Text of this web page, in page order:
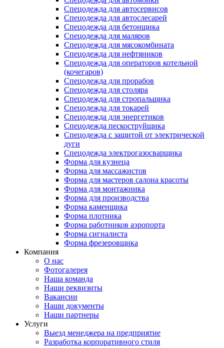
Спецодежда для автосервисов
Спецодежда для автослесарей
Спецодежда для бетонщика
Спецодежда для маляров
Спецодежда для мясокомбината
Спецодежда для нефтяников
Спецодежда для операторов котельной
(кочегаров)
Спецодежда для прорабов
Спецодежда для столяра
Спецодежда для стропальщика
Спецодежда для токарей
Спецодежда для энергетиков
Спецодежда пескоструйщика
Спецодежда с защитой от электрической
дуги
Спецодежда электрогазосварщика
Форма для кузнеца
Форма для массажистов
Форма для мастеров салона красоты
Форма для монтажника
Форма для производства
Форма каменщика
Форма плотника
Форма работников аэропорта
Форма сигналиста
Форма фрезеровщика
Компания
О нас
Фотогалерея
Наша команда
Наши реквизиты
Вакансии
Наши документы
Наши партнеры
Услуги
Выезд менеджера на предприятие
Разработка корпоративного стиля